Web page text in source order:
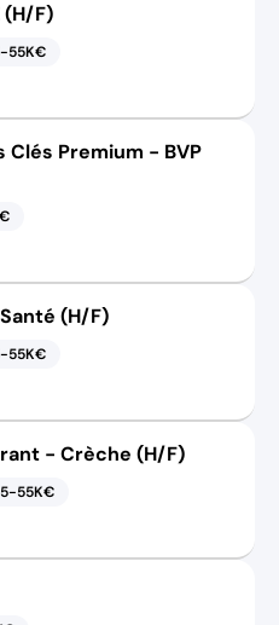
(H/F)
55K€
Clés Premium - BVP
(H/F)
55K€
- Crèche (H/F)
55K€